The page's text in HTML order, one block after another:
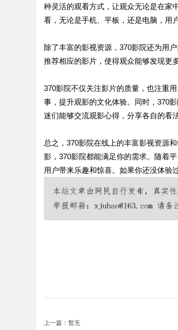
种灵活的观看方式，让观众无论是在家
看，无论是手机、平板，还是电脑，用
除了丰富的影视资源，370影院还为用
推荐相应的影片，使得观众能够发现更
370影院不仅关注影片的质量，也注重
事，提升观影的文化体验。同时，370
迷们能够交流观影心得，分享各自的看
总之，370影院在线上的丰富影视资源
影，370影院都能满足你的需求。随着
用户带来乐趣和惊喜。如果你还没体验
上一篇：暂无